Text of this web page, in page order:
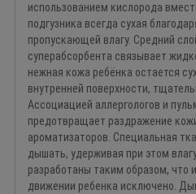
использованием кислорода
подгузника всегда сухая
пропускающей влагу. Средний
суперабсорбента связывает
нежная кожа ребёнка остается
внутренней поверхности,
Ассоциацией аллергологов и
предотвращает раздражение
ароматизаторов. Специальная
дышать, удерживая при этом
разработаны таким образом, что
движении ребенка исключено.